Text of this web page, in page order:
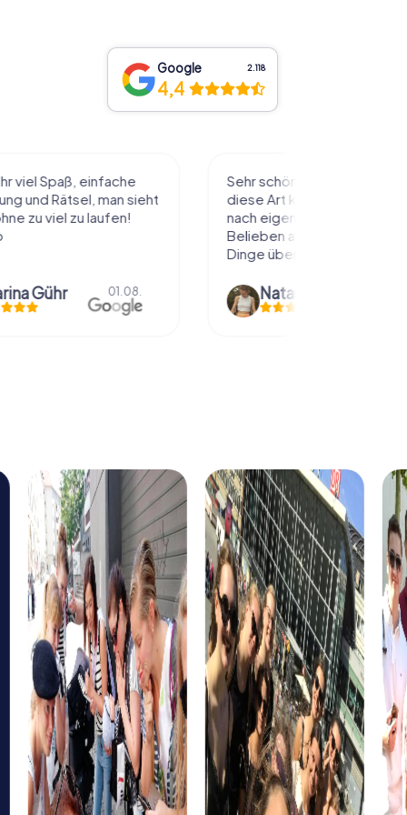
Google 2.118
4,4
einfache
Rätsel, man sieht
viel zu laufen!
Sehr schöne Idee die Stadt auf
diese Art kennenzulernen. Alles
nach eigenem Tempo und
Belieben abzulaufen und dabei
Dinge über die...